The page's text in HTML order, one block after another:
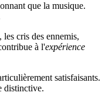
que la musique.
cris des ennemis,
à l'expérience
satisfaisants.
distinctive.